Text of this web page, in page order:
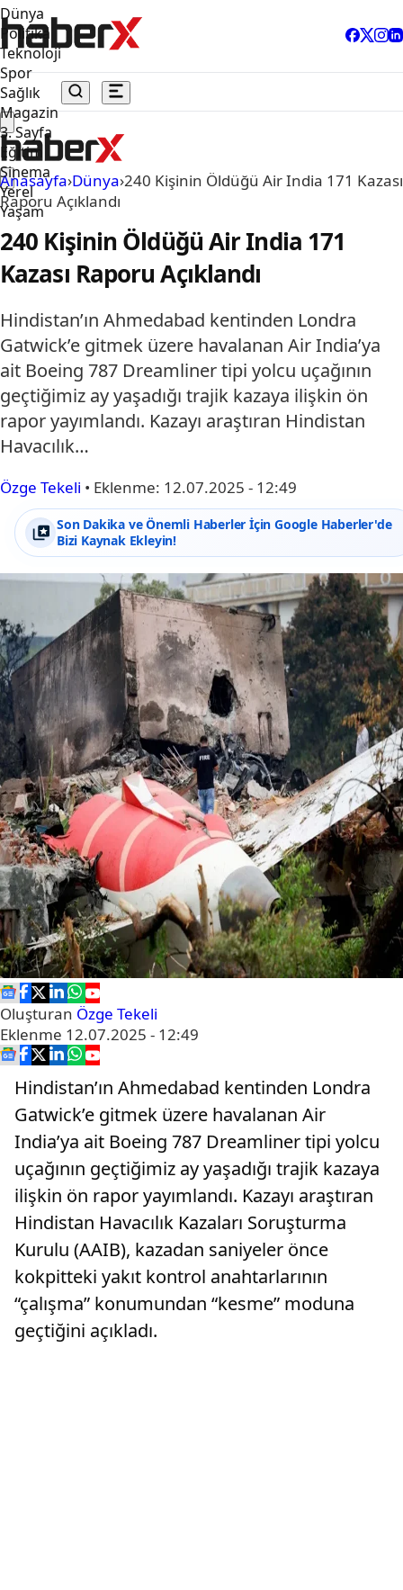
Dünya
Politika
Teknoloji
Spor
Sağlık
Magazin
3. Sayfa
Eğitim
Sinema
Yerel
Yaşam
Anasayfa›Dünya›240 Kişinin Öldüğü Air India 171 Kazası
Raporu Açıklandı
240 Kişinin Öldüğü Air India 171
Kazası Raporu Açıklandı
Hindistan’ın Ahmedabad kentinden Londra
Gatwick’e gitmek üzere havalanan Air India’ya
ait Boeing 787 Dreamliner tipi yolcu uçağının
geçtiğimiz ay yaşadığı trajik kazaya ilişkin ön
rapor yayımlandı. Kazayı araştıran Hindistan
Havacılık…
Özge Tekeli • Eklenme: 12.07.2025 - 12:49
Son Dakika ve Önemli Haberler İçin Google Haberler'de
Bizi Kaynak Ekleyin!
Oluşturan Özge Tekeli
Eklenme 12.07.2025 - 12:49
Hindistan’ın Ahmedabad kentinden Londra
Gatwick’e gitmek üzere havalanan Air
India’ya ait Boeing 787 Dreamliner tipi yolcu
uçağının geçtiğimiz ay yaşadığı trajik kazaya
ilişkin ön rapor yayımlandı. Kazayı araştıran
Hindistan Havacılık Kazaları Soruşturma
Kurulu (AAIB), kazadan saniyeler önce
kokpitteki yakıt kontrol anahtarlarının
“çalışma” konumundan “kesme” moduna
geçtiğini açıkladı.